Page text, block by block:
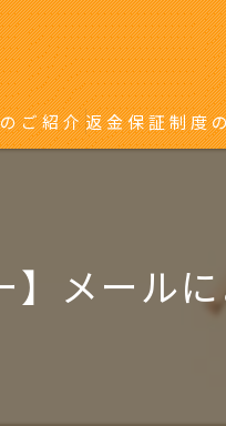
ご紹介返金保証制度
】メール